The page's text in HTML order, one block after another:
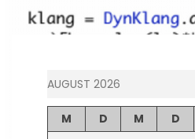
AUGUST 2026
M D M D